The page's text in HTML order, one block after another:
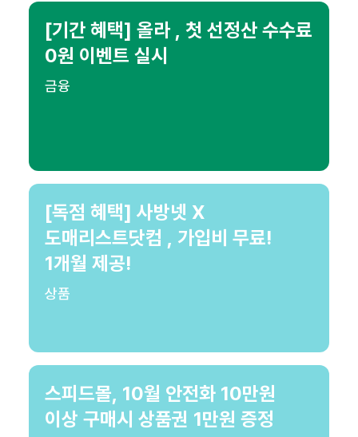
[기간 혜택] 올라 , 첫 선정산 수수료
0원 이벤트 실시
금융
[독점 혜택] 사방넷 X
도매리스트닷컴 , 가입비 무료!
1개월 제공!
상품
스피드몰, 10월 안전화 10만원
이상 구매시 상품권 1만원 증정